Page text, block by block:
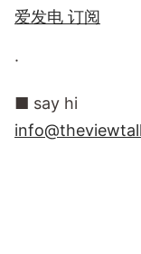
爱发电 订阅
·
■ say hi